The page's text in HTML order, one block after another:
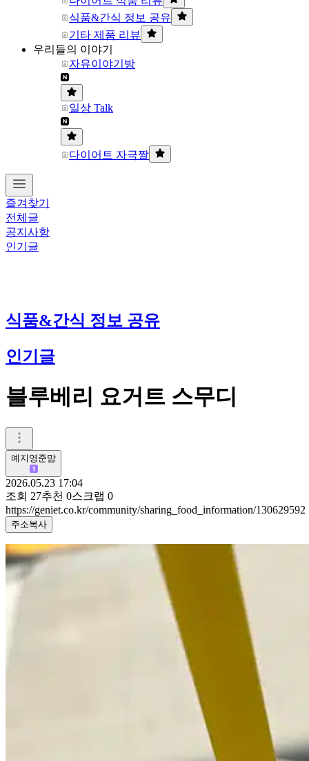
식품&간식 정보 공유
기타 제품 리뷰
우리들의 이야기
자유이야기방
일상 Talk
다이어트 자극짤
즐겨찾기
전체글
공지사항
인기글
식품&간식 정보 공유
인기글
블루베리 요거트 스무디
예지영준맘
2026.05.23 17:04
조회 27추천 0스크랩 0
https://geniet.co.kr/community/sharing_food_information/130629592
주소복사